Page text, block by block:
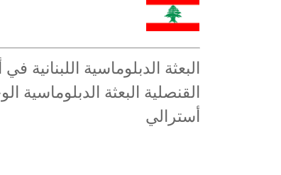
البعثة الدبلوماسية
القنصلية البعثة الدبلوماسية
أسترالي